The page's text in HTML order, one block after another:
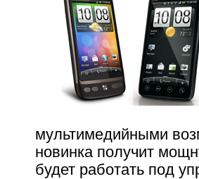
мультимедийными
новинка получит
будет работать под